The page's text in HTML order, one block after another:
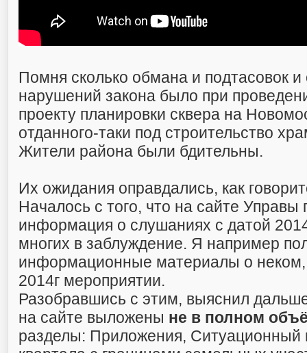
Помня сколько обмана и подтасовок
нарушений закона было при
проекту планировки сквера на
отданного-таки под строительство
Жители района были бдительны.
Их ожидания оправдались, как
Началось с того, что на сайте Управы
информация о слушаниях с датой
многих в заблуждение. Я например
информационные материалы о
2014г мероприятии.
Разобравшись с этим, выяснил
на сайте выложены не в полном
разделы: Приложения, Ситуационный